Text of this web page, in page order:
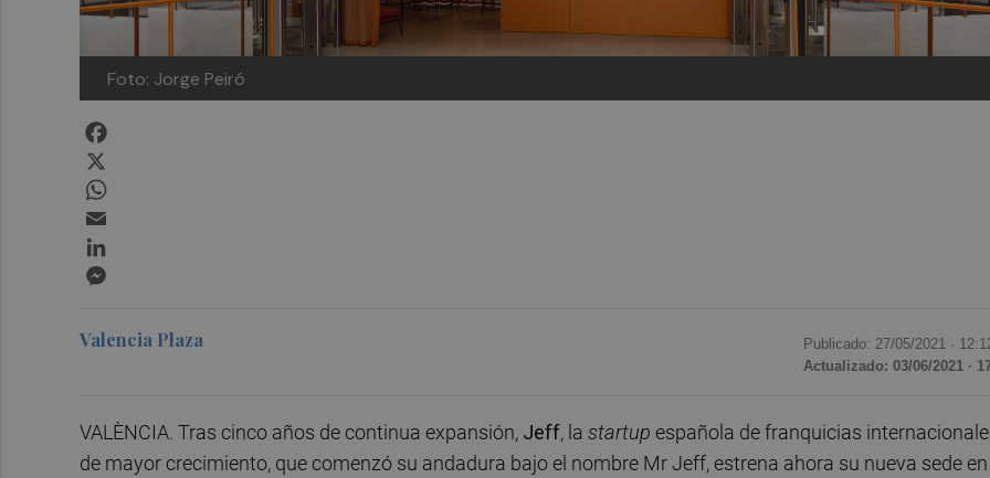
Foto: Jorge Peiró
Valencia Plaza Publicado: 27/05/2021 ·
Actualizado: 03/06/2021 ·
VALÈNCIA. Tras cinco años de continua expansión, Jeff, la startup española de franquicias
de mayor crecimiento, que comenzó su andadura bajo el nombre Mr Jeff, estrena ahora su nueva sede en